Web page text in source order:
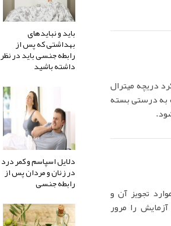
دریچه میترال
به درستی بسته
تجویز آن و
را مرور
باید و نبایدهای
بهداشتی که پس از
رابطه جنسی باید در نظر
داشته باشید
دلایل اسپاسم و کمر درد
در زنان و مردان پس از
رابطه جنسی